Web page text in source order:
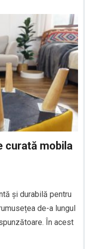
curată mobila
și durabilă pentru
de-a lungul
În acest